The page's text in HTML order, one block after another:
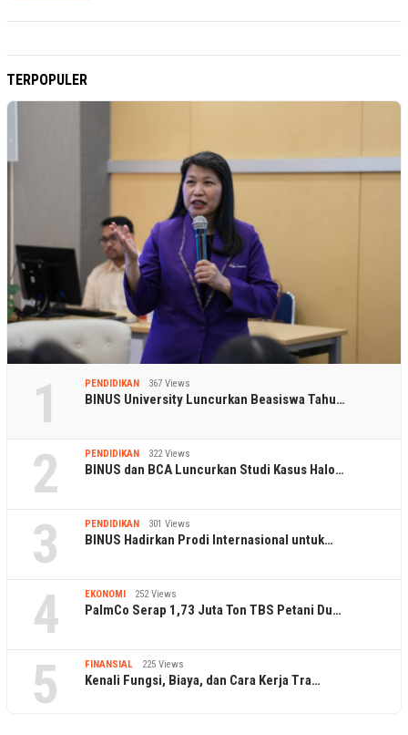
TERPOPULER
1 PENDIDIKAN 367 Views
BINUS University Luncurkan Beasiswa Tahu…
2 PENDIDIKAN 322 Views
BINUS dan BCA Luncurkan Studi Kasus Halo…
3 PENDIDIKAN 301 Views
BINUS Hadirkan Prodi Internasional untuk…
4 EKONOMI 252 Views
PalmCo Serap 1,73 Juta Ton TBS Petani Du…
5 FINANSIAL 225 Views
Kenali Fungsi, Biaya, dan Cara Kerja Tra…